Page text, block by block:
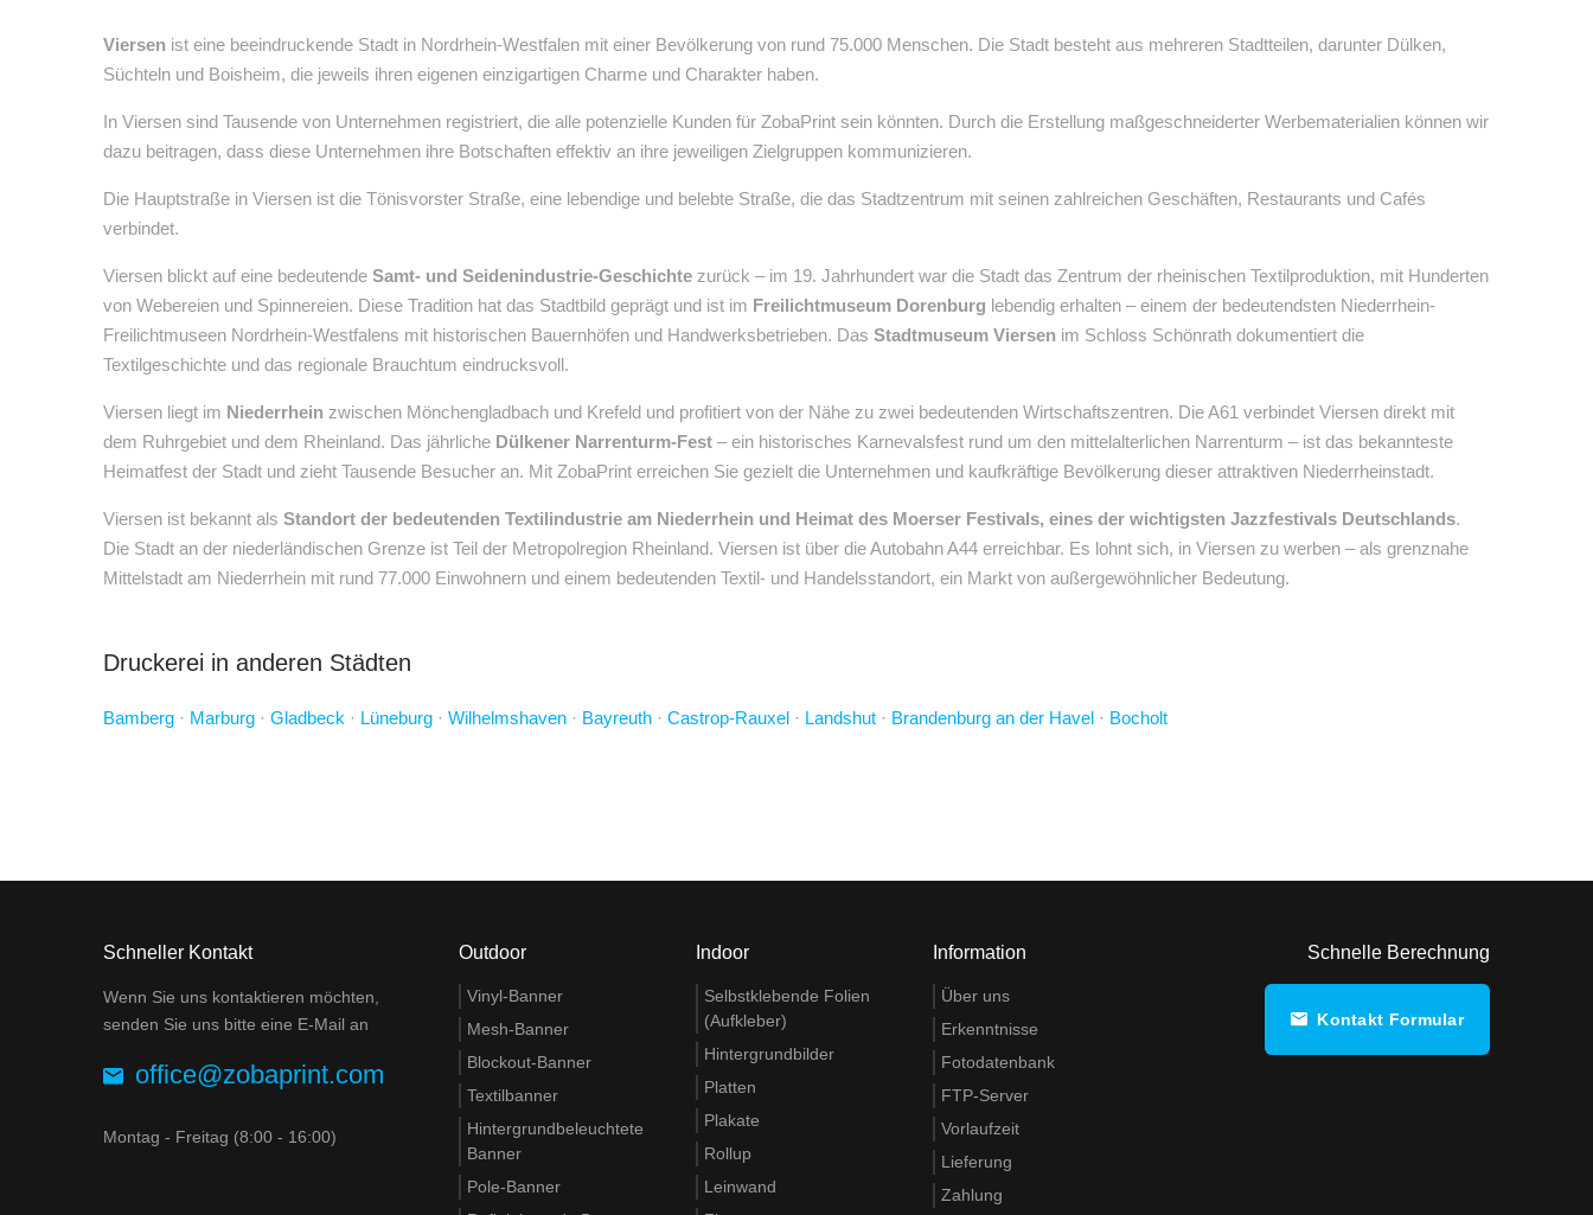
Viersen ist eine beeindruckende Stadt in Nordrhein-Westfalen mit einer Bevölkerung von rund 75.000 Menschen. Die Stadt besteht aus mehreren Stadtteilen, darunter Dülken,
Süchteln und Boisheim, die jeweils ihren eigenen einzigartigen Charme und Charakter haben.
In Viersen sind Tausende von Unternehmen registriert, die alle potenzielle Kunden für ZobaPrint sein könnten. Durch die Erstellung maßgeschneiderter Werbematerialien können wir
dazu beitragen, dass diese Unternehmen ihre Botschaften effektiv an ihre jeweiligen Zielgruppen kommunizieren.
Die Hauptstraße in Viersen ist die Tönisvorster Straße, eine lebendige und belebte Straße, die das Stadtzentrum mit seinen zahlreichen Geschäften, Restaurants und Cafés
verbindet.
Viersen blickt auf eine bedeutende Samt- und Seidenindustrie-Geschichte zurück – im 19. Jahrhundert war die Stadt das Zentrum der rheinischen Textilproduktion, mit Hunderten
von Webereien und Spinnereien. Diese Tradition hat das Stadtbild geprägt und ist im Freilichtmuseum Dorenburg lebendig erhalten – einem der bedeutendsten Niederrhein-
Freilichtmuseen Nordrhein-Westfalens mit historischen Bauernhöfen und Handwerksbetrieben. Das Stadtmuseum Viersen im Schloss Schönrath dokumentiert die
Textilgeschichte und das regionale Brauchtum eindrucksvoll.
Viersen liegt im Niederrhein zwischen Mönchengladbach und Krefeld und profitiert von der Nähe zu zwei bedeutenden Wirtschaftszentren. Die A61 verbindet Viersen direkt mit
dem Ruhrgebiet und dem Rheinland. Das jährliche Dülkener Narrenturm-Fest – ein historisches Karnevalsfest rund um den mittelalterlichen Narrenturm – ist das bekannteste
Heimatfest der Stadt und zieht Tausende Besucher an. Mit ZobaPrint erreichen Sie gezielt die Unternehmen und kaufkräftige Bevölkerung dieser attraktiven Niederrheinstadt.
Viersen ist bekannt als Standort der bedeutenden Textilindustrie am Niederrhein und Heimat des Moerser Festivals, eines der wichtigsten Jazzfestivals Deutschlands.
Die Stadt an der niederländischen Grenze ist Teil der Metropolregion Rheinland. Viersen ist über die Autobahn A44 erreichbar. Es lohnt sich, in Viersen zu werben – als grenznahe
Mittelstadt am Niederrhein mit rund 77.000 Einwohnern und einem bedeutenden Textil- und Handelsstandort, ein Markt von außergewöhnlicher Bedeutung.
Druckerei in anderen Städten
Bamberg · Marburg · Gladbeck · Lüneburg · Wilhelmshaven · Bayreuth · Castrop-Rauxel · Landshut · Brandenburg an der Havel · Bocholt
Schneller Kontakt
Wenn Sie uns kontaktieren möchten,
senden Sie uns bitte eine E-Mail an
office@zobaprint.com
Montag - Freitag (8:00 - 16:00)
Outdoor
Vinyl-Banner
Mesh-Banner
Blockout-Banner
Textilbanner
Hintergrundbeleuchtete
Banner
Pole-Banner
Indoor
Selbstklebende Folien
(Aufkleber)
Hintergrundbilder
Platten
Plakate
Rollup
Leinwand
Information
Über uns
Erkenntnisse
Fotodatenbank
FTP-Server
Vorlaufzeit
Lieferung
Zahlung
Schnelle Berechnung
Kontakt Formular